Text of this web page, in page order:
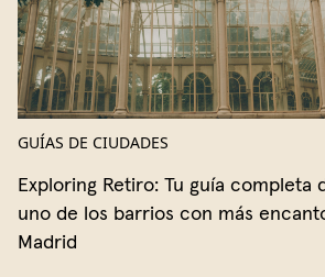
GUÍAS DE CIUDADES
Exploring Retiro: Tu guía completa
uno de los barrios con más
Madrid